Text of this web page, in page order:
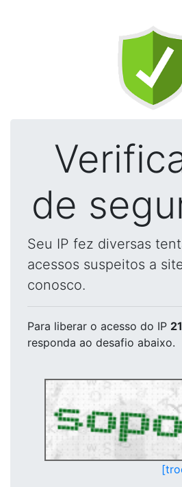
de
Seu IP fez diversas
acessos suspeitos a
conosco.
Para liberar o acesso do IP
responda ao desafio abaixo.